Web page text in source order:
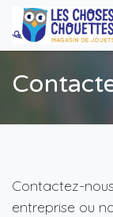
Se rendre au
Contactez-
entreprise ou